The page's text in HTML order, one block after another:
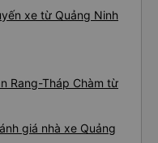
xe từ Quảng Ninh
Rang-Tháp Chàm từ
giá nhà xe Quảng